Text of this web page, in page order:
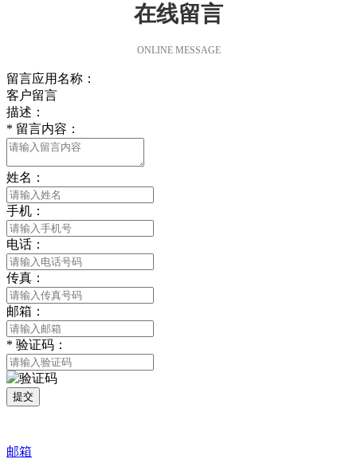
在线留言
ONLINE MESSAGE
留言应用名称：
客户留言
描述：
* 留言内容：
姓名：
手机：
电话：
传真：
邮箱：
* 验证码：
提交
邮箱